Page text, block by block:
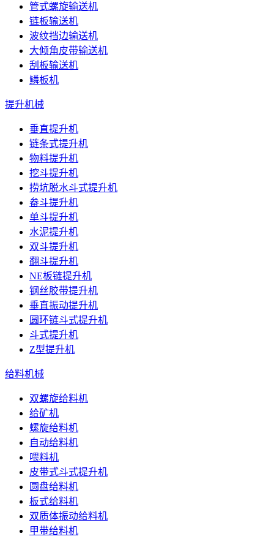
管式螺旋输送机
链板输送机
波纹挡边输送机
大倾角皮带输送机
刮板输送机
鳞板机
提升机械
垂直提升机
链条式提升机
物料提升机
挖斗提升机
捞坑脱水斗式提升机
畚斗提升机
单斗提升机
水泥提升机
双斗提升机
翻斗提升机
NE板链提升机
钢丝胶带提升机
垂直振动提升机
圆环链斗式提升机
斗式提升机
Z型提升机
给料机械
双螺旋给料机
给矿机
螺旋给料机
自动给料机
喂料机
皮带式斗式提升机
圆盘给料机
板式给料机
双质体振动给料机
甲带给料机